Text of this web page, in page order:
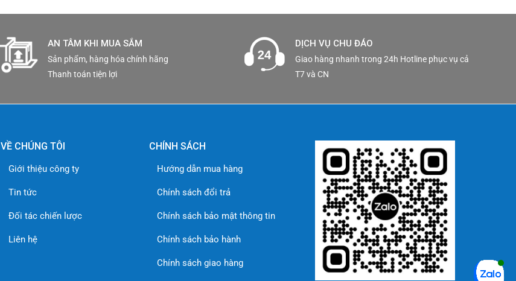
AN TÂM KHI MUA SẮM
Sản phẩm, hàng hóa chính hãng
Thanh toán tiện lợi
DỊCH VỤ CHU ĐÁO
Giao hàng nhanh trong 24h Hotline phục vụ cả
T7 và CN
VỀ CHÚNG TÔI
Giới thiệu công ty
Tin tức
Đối tác chiến lược
Liên hệ
CHÍNH SÁCH
Hướng dẫn mua hàng
Chính sách đổi trả
Chính sách bảo mật thông tin
Chính sách bảo hành
Chính sách giao hàng